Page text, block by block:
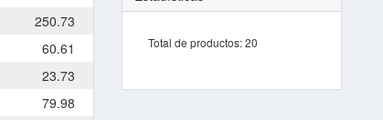
250.73
60.61
23.73
79.98
Total de productos:20